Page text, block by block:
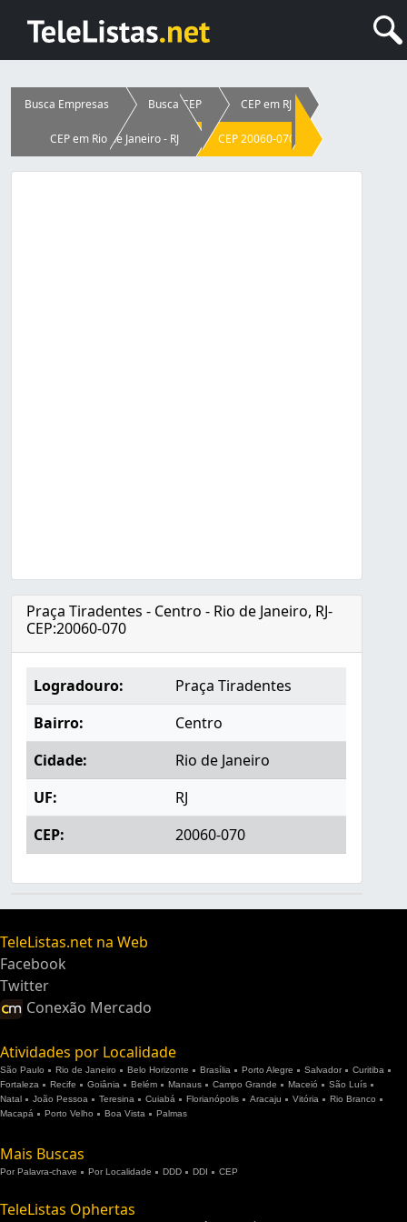
Busca Empresas Busca CEP CEP em RJ
CEP em Rio de Janeiro - RJ CEP 20060-070
Praça Tiradentes - Centro - Rio de Janeiro, RJ-
CEP:20060-070
Logradouro:
Praça Tiradentes
Bairro:
Centro
Cidade:
Rio de Janeiro
UF:
RJ
CEP:
20060-070
TeleListas.net na Web
Facebook
Twitter
Conexão Mercado
Atividades por Localidade
São Paulo Rio de Janeiro Belo Horizonte Brasília Porto Alegre Salvador
Curitiba
Fortaleza
Recife Goiânia Belém Manaus Campo Grande Maceió
São Luís
Natal
João Pessoa Teresina Cuiabá Florianópolis Aracaju Vitória
Rio Branco
Macapá
Porto Velho Boa Vista Palmas
Mais Buscas
Por Palavra-chave Por Localidade DDD DDI CEP
TeleListas Ophertas